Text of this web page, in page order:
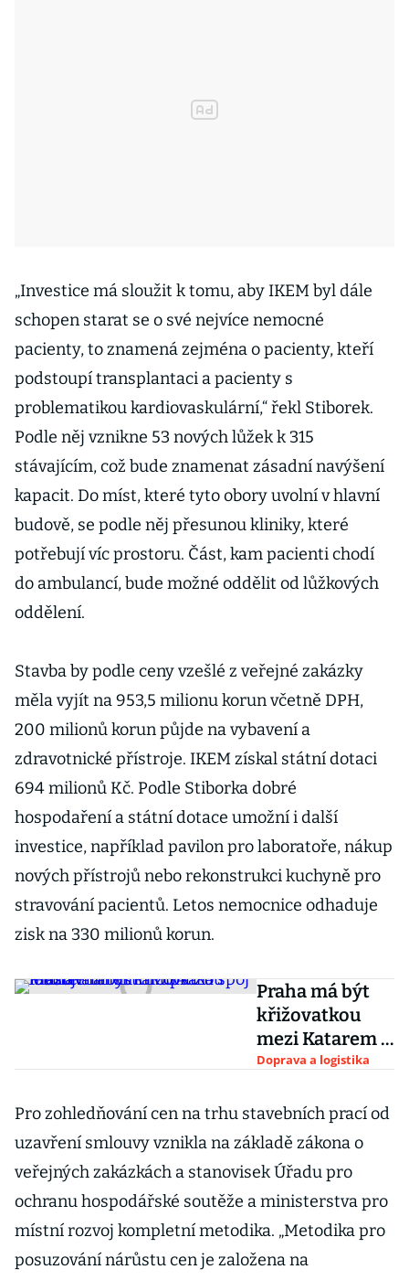
„Investice má sloužit k tomu, aby IKEM byl dále
schopen starat se o své nejvíce nemocné
pacienty, to znamená zejména o pacienty, kteří
podstoupí transplantaci a pacienty s
problematikou kardiovaskulární,“ řekl Stiborek.
Podle něj vznikne 53 nových lůžek k 315
stávajícím, což bude znamenat zásadní navýšení
kapacit. Do míst, které tyto obory uvolní v hlavní
budově, se podle něj přesunou kliniky, které
potřebují víc prostoru. Část, kam pacienti chodí
do ambulancí, bude možné oddělit od lůžkových
oddělení.
Stavba by podle ceny vzešlé z veřejné zakázky
měla vyjít na 953,5 milionu korun včetně DPH,
200 milionů korun půjde na vybavení a
zdravotnické přístroje. IKEM získal státní dotaci
694 milionů Kč. Podle Stiborka dobré
hospodaření a státní dotace umožní i další
investice, například pavilon pro laboratoře, nákup
nových přístrojů nebo rekonstrukci kuchyně pro
stravování pacientů. Letos nemocnice odhaduje
zisk na 330 milionů korun.
Praha má být
křižovatkou
mezi Katarem a
USA. Za spoj
Kupka i letiště
Doprava a logistika
Pro zohledňování cen na trhu stavebních prací od
uzavření smlouvy vznikla na základě zákona o
veřejných zakázkách a stanovisek Úřadu pro
ochranu hospodářské soutěže a ministerstva pro
místní rozvoj kompletní metodika. „Metodika pro
posuzování nárůstu cen je založena na